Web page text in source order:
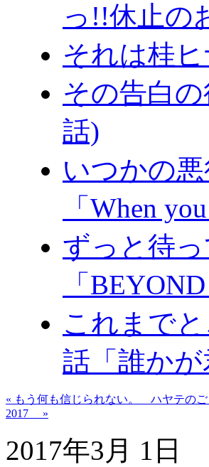
っ!!休止の
それは桂
その告白
話)
いつかの
「When
ずっと待
「
これまで
話「誰か
« もう何も信じられない。 ハヤテのご
2017 »
2017年3月 1日